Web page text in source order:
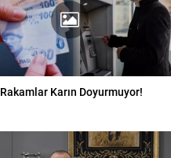
Rakamlar Karın Doyurmuyor!